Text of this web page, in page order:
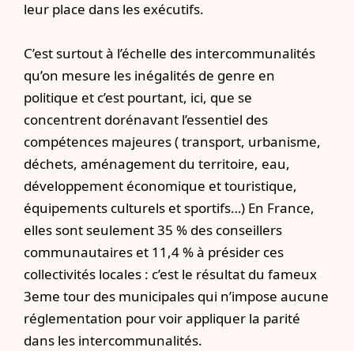
leur place dans les exécutifs.
C’est surtout à l’échelle des intercommunalités
qu’on mesure les inégalités de genre en
politique et c’est pourtant, ici, que se
concentrent dorénavant l’essentiel des
compétences majeures ( transport, urbanisme,
déchets, aménagement du territoire, eau,
développement économique et touristique,
équipements culturels et sportifs…) En France,
elles sont seulement 35 % des conseillers
communautaires et 11,4 % à présider ces
collectivités locales : c’est le résultat du fameux
3eme tour des municipales qui n’impose aucune
réglementation pour voir appliquer la parité
dans les intercommunalités.